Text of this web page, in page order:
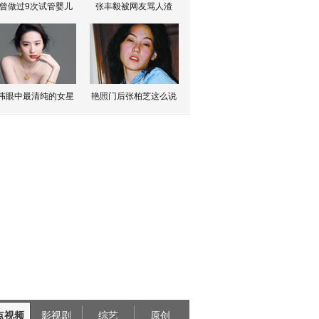
做过9次试管婴儿 张丰毅被网友骂人渣
眼中最清纯的女星 艳照门后张柏芝这么说
视频 影视剧 综艺 原创